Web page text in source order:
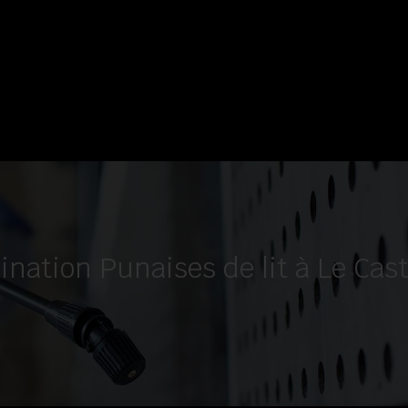
Punaises de lit à Le